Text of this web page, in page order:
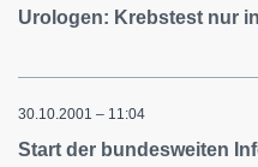
Urologen: Krebstest nur
30.10.2001 – 11:04
Start der bundesweiten